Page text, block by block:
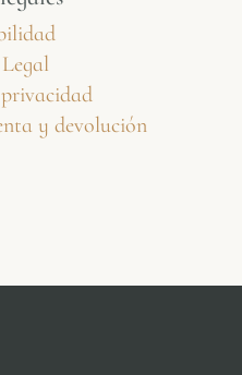
y devolución